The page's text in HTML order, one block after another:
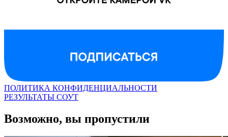
ПОЛИТИКА КОНФИДЕНЦИАЛЬНОСТИ
РЕЗУЛЬТАТЫ СОУТ
Возможно, вы пропустили